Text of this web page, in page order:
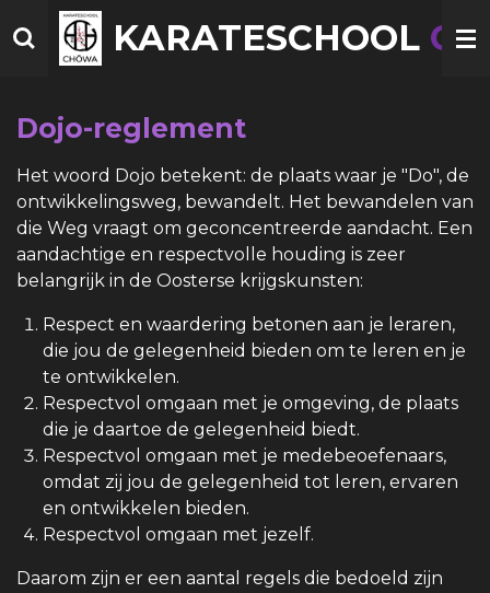
direct
hoofdinhoud
KARATESCHOOL
Dojo-reglement
Het woord Dojo betekent: de plaats waar je "Do", de
ontwikkelingsweg, bewandelt. Het bewandelen van
die Weg vraagt om geconcentreerde aandacht. Een
aandachtige en respectvolle houding is zeer
belangrijk in de Oosterse krijgskunsten:
Respect en waardering betonen aan je leraren,
die jou de gelegenheid bieden om te leren en je
te ontwikkelen.
Respectvol omgaan met je omgeving, de plaats
die je daartoe de gelegenheid biedt.
Respectvol omgaan met je medebeoefenaars,
omdat zij jou de gelegenheid tot leren, ervaren
en ontwikkelen bieden.
Respectvol omgaan met jezelf.
Daarom zijn er een aantal regels die bedoeld zijn